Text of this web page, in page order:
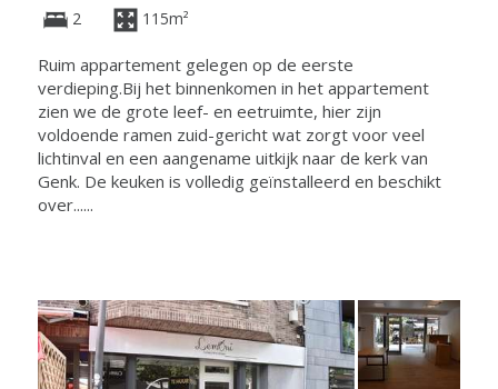
2 115m²
Ruim appartement gelegen op de eerste
verdieping.Bij het binnenkomen in het appartement
zien we de grote leef- en eetruimte, hier zijn
voldoende ramen zuid-gericht wat zorgt voor veel
lichtinval en een aangename uitkijk naar de kerk van
Genk. De keuken is volledig geïnstalleerd en beschikt
over......